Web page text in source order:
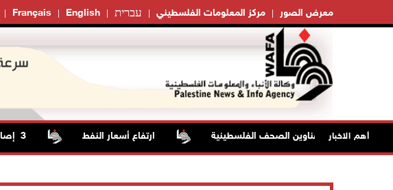
Français English עברית مركز المعلومات الفلسطيني معرض الصور
أهم الاخبارأبرز عناوين الصحف الفلسطينية ارتفاع أسعار النفط